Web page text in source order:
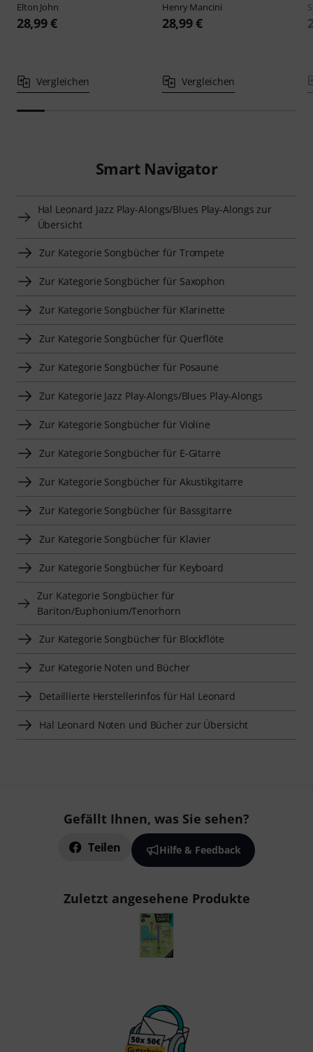
Elton John
28,99 €
Vergleichen
Henry Mancini
28,99 €
Vergleichen
Smart Navigator
Hal Leonard Jazz Play-Alongs/Blues Play-Alongs zur
Übersicht
Zur Kategorie Songbücher für Trompete
Zur Kategorie Songbücher für Saxophon
Zur Kategorie Songbücher für Klarinette
Zur Kategorie Songbücher für Querflöte
Zur Kategorie Songbücher für Posaune
Zur Kategorie Jazz Play-Alongs/Blues Play-Alongs
Zur Kategorie Songbücher für Violine
Zur Kategorie Songbücher für E-Gitarre
Zur Kategorie Songbücher für Akustikgitarre
Zur Kategorie Songbücher für Bassgitarre
Zur Kategorie Songbücher für Klavier
Zur Kategorie Songbücher für Keyboard
Zur Kategorie Songbücher für
Bariton/Euphonium/Tenorhorn
Zur Kategorie Songbücher für Blockflöte
Zur Kategorie Noten und Bücher
Detaillierte Herstellerinfos für Hal Leonard
Hal Leonard Noten und Bücher zur Übersicht
Gefällt Ihnen, was Sie sehen?
Teilen Hilfe & Feedback
Zuletzt angesehene Produkte